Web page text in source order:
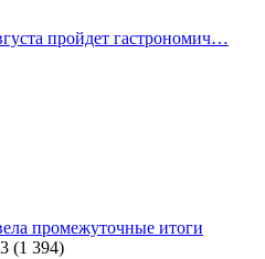
пройдет гастрономич…
промежуточные итоги
(1 394)